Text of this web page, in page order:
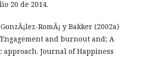
20 de 2014.
RomÃ¡ y Bakker (2002a)
and burnout and; A
Journal of Happiness